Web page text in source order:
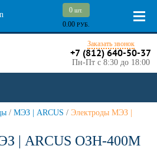
0 шт.
0.00 РУБ.
Заказать звонок
+7 (812) 640-50-37
Пн-Пт с 8:30 до 18:00
/ МЭЗ | ARCUS / Электроды МЭЗ |
| ARCUS ОЗН-400М